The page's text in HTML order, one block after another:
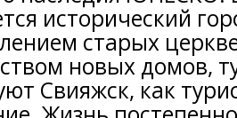
исторический
старых
новых домов,
Свияжск, как